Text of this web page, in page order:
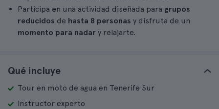
Participa en una actividad diseñada para grupos
reducidos de hasta 8 personas y disfruta de un
momento para nadar y relajarte.
Qué incluye
Tour en moto de agua en Tenerife Sur
Instructor experto